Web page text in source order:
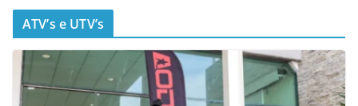
ATV’s e UTV’s